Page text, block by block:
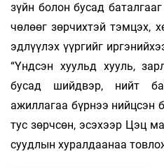
зүйн болон бусад
чөлөөг зөрчихтэй тэмцэх,
эдлүүлэх үүргийг
“Үндсэн хуульд хууль,
бусад шийдвэр, нийт
ажиллагаа бүрнээ нийцсэн
тус зөрчсөн, эсэхээр Цэц
суудлын хуралдаанаа